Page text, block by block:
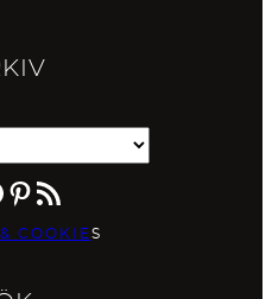
Pinterest RSS-flöde
COOKIES